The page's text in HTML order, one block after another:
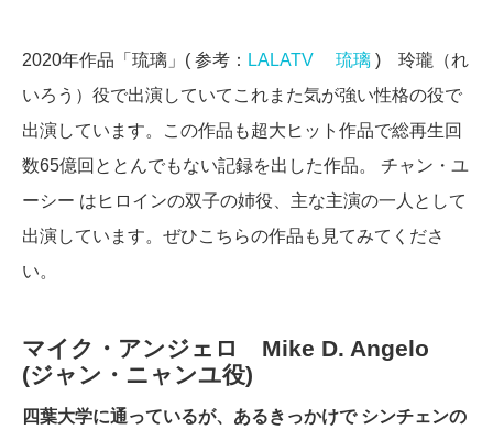
2020年作品「琉璃」( 参考： LALATV 琉璃 ) 玲瓏（れ
いろう）役で出演していてこれまた気が強い性格の役で
出演しています。この作品も超大ヒット作品で総再生回
数65億回ととんでもない記録を出した作品。 チャン・ユ
ーシー はヒロインの双子の姉役、主な主演の一人として
出演しています。ぜひこちらの作品も見てみてくださ
い。
マイク・アンジェロ Mike D. Angelo
(ジャン・ニャンユ役)
四葉大学に通っているが、あるきっかけで シンチェンの